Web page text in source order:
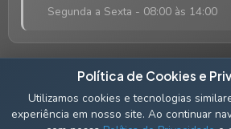
Política de Cookies e
Utilizamos cookies e tecnologias
experiência em nosso site. Ao continuar
Segunda a Sexta - 08:00 às 14:00
Acompanhe nossas